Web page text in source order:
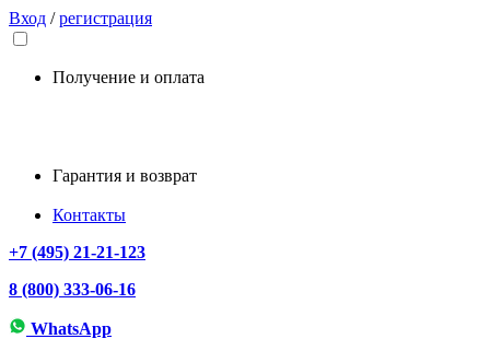
Вход /регистрация
Получение и оплата
Гарантия и возврат
Контакты
+7 (495) 21-21-123
8 (800) 333-06-16
WhatsApp